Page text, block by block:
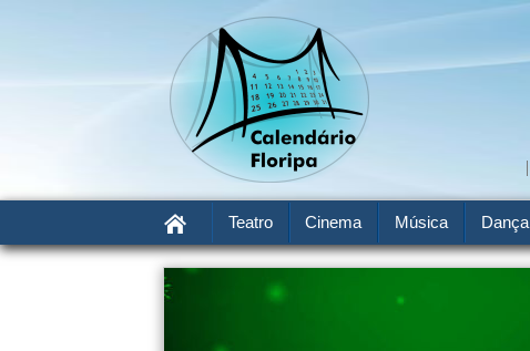
Teatro Cinema Música Dança